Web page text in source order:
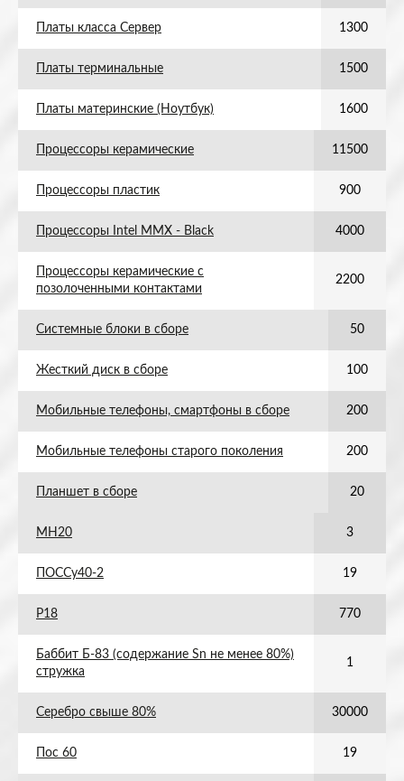
Платы класса Сервер 1300
Платы терминальные 1500
Платы материнские (Ноутбук) 1600
Процессоры керамические 11500
Процессоры пластик 900
Процессоры Intel MMX - Black 4000
Процессоры керамические с
позолоченными контактами
2200
Системные блоки в сборе 50
Жесткий диск в сборе 100
Мобильные телефоны, смартфоны в сборе 200
Мобильные телефоны старого поколения 200
Планшет в сборе 20
МН20 3
ПОССу40-2 19
Р18 770
Баббит Б-83 (содержание Sn не менее 80%)
стружка
1
Серебро свыше 80% 30000
Пос 60 19